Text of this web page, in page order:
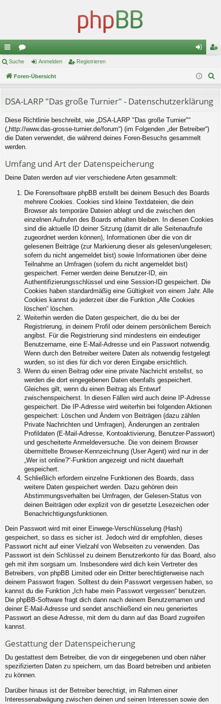
ch
ne
ug
riff
or
en m
de
ist
re
Suche Anmelden Registrieren
Foren-Übersicht
DSA-LARP "Das große Turnier" - Datenschutzerklärung
Diese Richtlinie beschreibt, wie „DSA-LARP "Das große Turnier"“
(„http://www.das-grosse-turnier.de/forum“) (im Folgenden „der Betreiber“)
die Daten verwendet, die während deines Foren-Besuchs gesammelt
werden.
Umfang und Art der Datenspeicherung
Deine Daten werden auf vier verschiedene Arten gesammelt:
Die Forensoftware phpBB erstellt bei deinem Besuch des Boards
mehrere Cookies. Cookies sind kleine Textdateien, die dein
Browser als temporäre Dateien ablegt und die zwischen den
einzelnen Aufrufen des Boards erhalten bleiben. In diesen Cookies
sind die aktuelle ID deiner Sitzung (damit dir alle Seitenaufrufe
zugeordnet werden können), Informationen über die von dir
gelesenen Beiträge (zur Markierung dieser als gelesen/ungelesen;
sofern du nicht angemeldet bist) sowie Informationen über deine
Teilnahme an Umfragen (sofern du nicht angemeldet bist)
gespeichert. Ferner werden deine Benutzer-ID, ein
Authentifizierungsschlüssel und eine Session-ID gespeichert. Die
Cookies haben standardmäßig eine Gültigkeit von einem Jahr. Alle
Cookies kannst du jederzeit über die Funktion „Alle Cookies
löschen“ löschen.
Weiterhin werden die Daten gespeichert, die du bei der
Registrierung, in deinem Profil oder deinem persönlichem Bereich
angibst. Für die Registrierung sind mindestens ein eindeutiger
Benutzername, eine E-Mail-Adresse und ein Passwort notwendig.
Wenn durch den Betreiber weitere Daten als notwendig festgelegt
wurden, so ist dies für dich vor deren Eingabe ersichtlich.
Wenn du einen Beitrag oder eine private Nachricht erstellst, so
werden die dort eingegebenen Daten ebenfalls gespeichert.
Gleiches gilt, wenn du einen Beitrag als Entwurf
zwischenspeicherst. In diesen Fällen wird auch deine IP-Adresse
gespeichert. Die IP-Adresse wird weiterhin bei folgenden Aktionen
gespeichert: Löschen und Ändern von Beiträgen (dazu zählen
Private Nachrichten und Umfragen), Änderungen an zentralen
Profildaten (E-Mail-Adresse, Kontoaktivierung, Benutzer-Passwort)
und gescheiterte Anmeldeversuche. Die von deinem Browser
übermittelte Browser-Kennzeichnung (User Agent) wird nur in der
„Wer ist online?“-Funktion angezeigt und nicht dauerhaft
gespeichert.
Schließlich erfordern einzelne Funktionen des Boards, dass
weitere Daten gespeichert werden. Dazu gehören dein
Abstimmungsverhalten bei Umfragen, der Gelesen-Status von
deinen Beiträgen oder explizit von dir gesetzte Lesezeichen oder
Benachrichtigungsfunktionen.
Dein Passwort wird mit einer Einwege-Verschlüsselung (Hash)
gespeichert, so dass es sicher ist. Jedoch wird dir empfohlen, dieses
Passwort nicht auf einer Vielzahl von Webseiten zu verwenden. Das
Passwort ist dein Schlüssel zu deinem Benutzerkonto für das Board, also
geh mit ihm sorgsam um. Insbesondere wird dich kein Vertreter des
Betreibers, von phpBB Limited oder ein Dritter berechtigterweise nach
deinem Passwort fragen. Solltest du dein Passwort vergessen haben, so
kannst du die Funktion „Ich habe mein Passwort vergessen“ benutzen.
Die phpBB-Software fragt dich dann nach deinem Benutzernamen und
deiner E-Mail-Adresse und sendet anschließend ein neu generiertes
Passwort an diese Adresse, mit dem du dann auf das Board zugreifen
kannst.
Gestattung der Datenspeicherung
Du gestattest dem Betreiber, die von dir eingegebenen und oben näher
spezifizierten Daten zu speichern, um das Board betreiben und anbieten
zu können.
Darüber hinaus ist der Betreiber berechtigt, im Rahmen einer
Interessenabwägung zwischen deinen und seinen Interessen sowie den